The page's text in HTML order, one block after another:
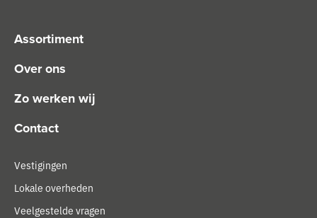
Assortiment
Over ons
Zo werken wij
Contact
Vestigingen
Lokale overheden
Veelgestelde vragen